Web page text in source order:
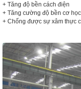
+ Tăng độ bền cách điện
+ Tăng cường độ bền cơ học
+ Chống được sự xâm thực